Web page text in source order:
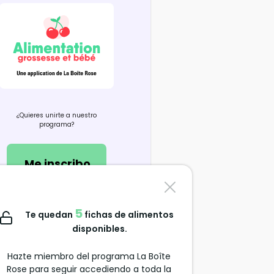
¿Quieres unirte a nuestro
programa?
Me inscribo
Contáctanos
support@alimentation-
Te quedan 5 fichas de alimentos
disponibles.
Hazte miembro del programa La Boîte
Rose para seguir accediendo a toda la